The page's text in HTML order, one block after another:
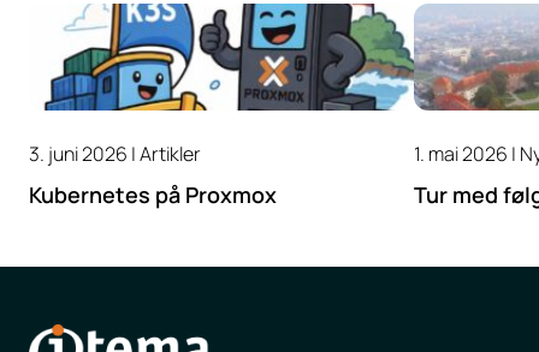
3. juni 2026 |Artikler
Kubernetes på Proxmox
1. mai 2026 |
Tur med